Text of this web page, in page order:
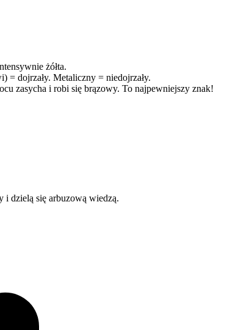
żółta.
= dojrzały. Metaliczny = niedojrzały.
zasycha i robi się brązowy. To najpewniejszy znak!
i dzielą się arbuzową wiedzą.